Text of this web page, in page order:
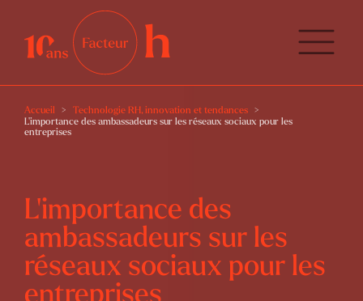
Accueil
Technologie RH, innovation et tendances
L’importance des ambassadeurs sur les réseaux sociaux pour les
entreprises
L’importance des
ambassadeurs sur les
réseaux sociaux pour les
entreprises